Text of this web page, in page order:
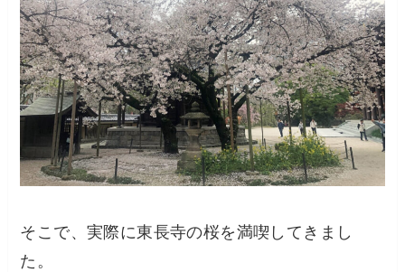
そこで、実際に東長寺の桜を満喫してきまし
た。